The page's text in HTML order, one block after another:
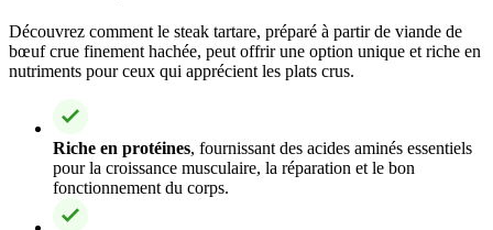
Découvrez comment le steak tartare, préparé à partir de viande de
bœuf crue finement hachée, peut offrir une option unique et riche en
nutriments pour ceux qui apprécient les plats crus.
Riche en protéines, fournissant des acides aminés essentiels
pour la croissance musculaire, la réparation et le bon
fonctionnement du corps.